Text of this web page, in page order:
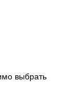
выбрать